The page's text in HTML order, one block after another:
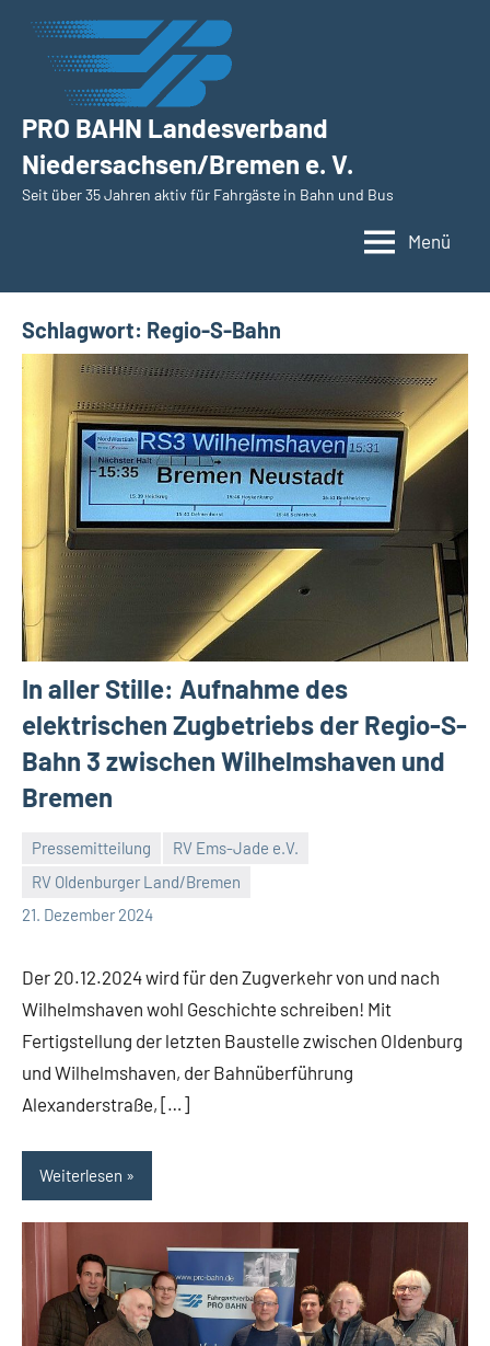
Inhalt
springen
PRO BAHN Landesverband
Niedersachsen/Bremen e. V.
Seit über 35 Jahren aktiv für Fahrgäste in Bahn und Bus
Menü
Schlagwort: Regio-S-Bahn
In aller Stille: Aufnahme des
elektrischen Zugbetriebs der Regio-S-
Bahn 3 zwischen Wilhelmshaven und
Bremen
Pressemitteilung
RV Ems-Jade e.V.
RV Oldenburger Land/Bremen
21. Dezember 2024
Malte
Diehl
Kommentare
Der 20.12.2024 wird für den Zugverkehr von und nach
Wilhelmshaven wohl Geschichte schreiben! Mit
Fertigstellung der letzten Baustelle zwischen Oldenburg
und Wilhelmshaven, der Bahnüberführung
Alexanderstraße, […]
Weiterlesen